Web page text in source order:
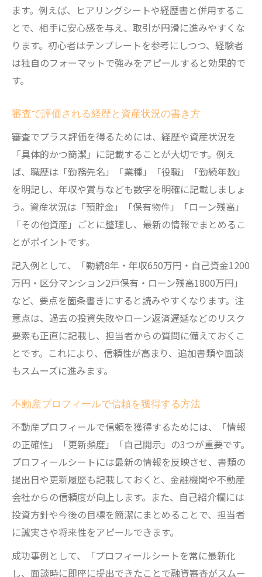
ます。例えば、ヒアリングシートや経歴書と併用するこ
とで、相手に安心感を与え、取引が円滑に進みやすくな
ります。初心者はテンプレートを参考にしつつ、経験者
は独自のフォーマットで強みをアピールすると効果的で
す。
審査で評価される経歴と資産状況の書き方
審査でプラス評価を得るためには、経歴や資産状況を
「具体的かつ簡潔」に記載することが大切です。例え
ば、職歴は「勤務先名」「業種」「役職」「勤続年数」
を明記し、年収や賞与なども数字を明確に記載しましょ
う。資産状況は「預貯金」「保有物件」「ローン残高」
「その他資産」ごとに整理し、最新の情報でまとめるこ
とがポイントです。
記入例として、「勤続8年・年収650万円・自己資金1200
万円・区分マンション2戸保有・ローン残高1800万円」
など、要点を箇条書きにすると読みやすくなります。注
意点は、過去の投資失敗やローン返済遅延などのリスク
要素も正直に記載し、担当者からの質問に備えておくこ
とです。これにより、信頼性が高まり、追加書類や面談
もスムーズに進みます。
不動産プロフィールで信頼を獲得する方法
不動産プロフィールで信頼を獲得するためには、「情報
の正確性」「更新頻度」「自己開示」の3つが重要です。
プロフィールシートには最新の情報を反映させ、書類の
提出日や更新履歴も記載しておくと、金融機関や不動産
会社からの信頼度が向上します。また、自己紹介欄には
投資方針や今後の目標を簡潔にまとめることで、担当者
に誠実さや将来性をアピールできます。
成功事例として、「プロフィールシートを常に最新化
し、面談時に即座に提出できたことで融資審査がスムー